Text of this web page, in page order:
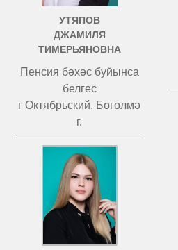
УТЯПОВ
ДЖАМИЛЯ
ТИМЕРЬЯНОВНА
Пенсия бәхәс буйынса
белгес
г Октябрьский, Бөгөлмә
г.